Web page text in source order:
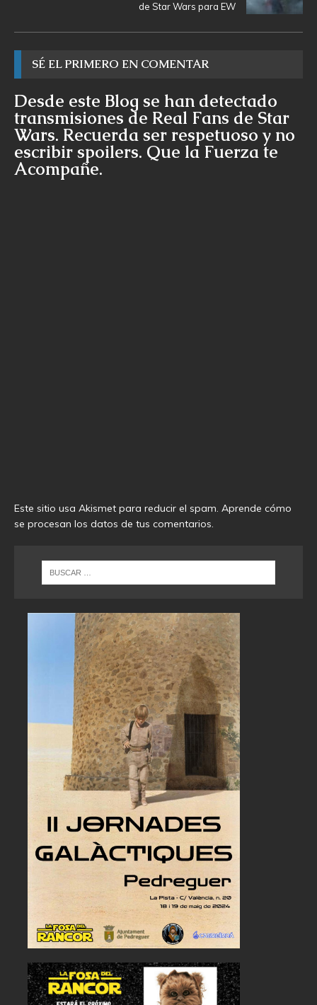
de Star Wars para EW
SÉ EL PRIMERO EN COMENTAR
Desde este Blog se han detectado
transmisiones de Real Fans de Star
Wars. Recuerda ser respetuoso y no
escribir spoilers. Que la Fuerza te
Acompañe.
Este sitio usa Akismet para reducir el spam. Aprende cómo
se procesan los datos de tus comentarios.